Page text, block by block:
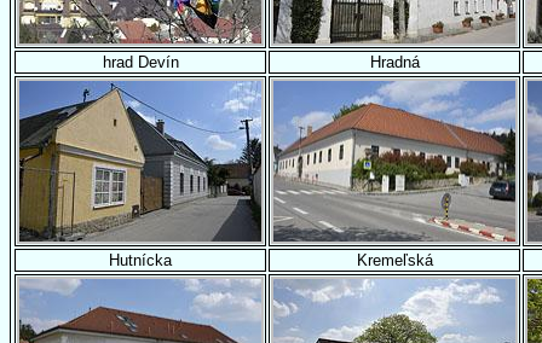
hrad Devín Hradná
Hutnícka Kremeľská